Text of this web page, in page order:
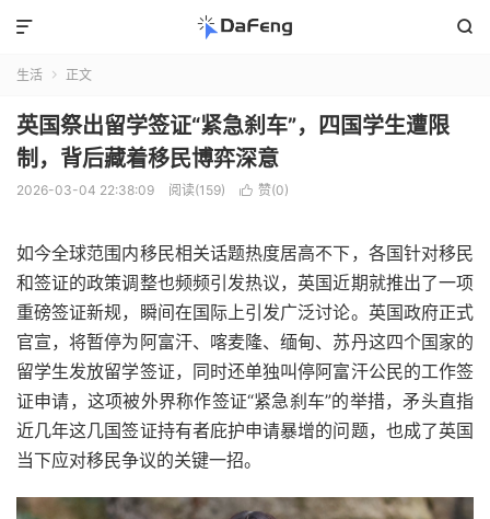


生活  正文
英国祭出留学签证“紧急刹车”，四国学生遭限
制，背后藏着移民博弈深意
2026-03-04 22:38:09 阅读(159)  赞(0)
如今全球范围内移民相关话题热度居高不下，各国针对移民
和签证的政策调整也频频引发热议，英国近期就推出了一项
重磅签证新规，瞬间在国际上引发广泛讨论。英国政府正式
官宣，将暂停为阿富汗、喀麦隆、缅甸、苏丹这四个国家的
留学生发放留学签证，同时还单独叫停阿富汗公民的工作签
证申请，这项被外界称作签证“紧急刹车”的举措，矛头直指
近几年这几国签证持有者庇护申请暴增的问题，也成了英国
当下应对移民争议的关键一招。